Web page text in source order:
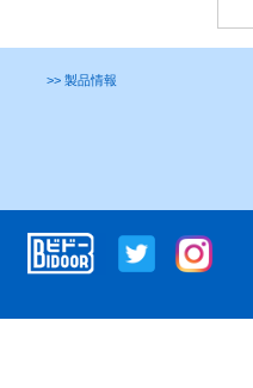
>> 製品情報